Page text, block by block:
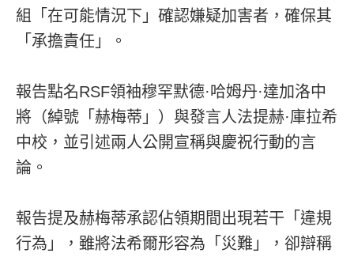
組「在可能情況下」確認嫌疑加害者，確保其
「承擔責任」。
報告點名RSF領袖穆罕默德·哈姆丹·達加洛中
將（綽號「赫梅蒂」）與發言人法提赫·庫拉希
中校，並引述兩人公開宣稱與慶祝行動的言
論。
報告提及赫梅蒂承認佔領期間出現若干「違規
行為」，雖將法希爾形容為「災難」，卻辯稱